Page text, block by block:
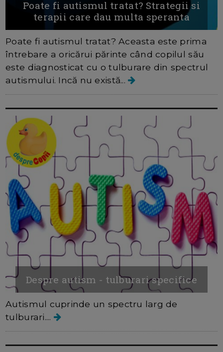
Poate fi autismul tratat? Strategii si
terapii care dau multa speranta
Poate fi autismul tratat? Aceasta este prima
întrebare a oricărui părinte când copilul său
este diagnosticat cu o tulburare din spectrul
autismului. Incă nu există...
Despre autism - tulburari specifice
Autismul cuprinde un spectru larg de
tulburari....